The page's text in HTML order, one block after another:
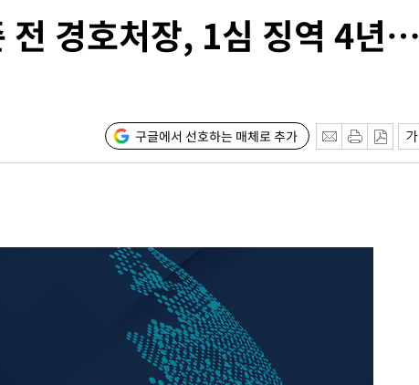
축
감 다
려워"
수수
중 예
축
경호처장, 1심 징역 4년…
구글에서 선호하는 매체로 추가